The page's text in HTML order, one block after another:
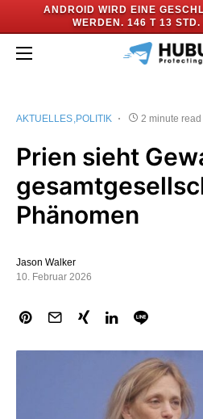
ANDROID WIRD EINE
WERDEN. 146 T 13
AKTUELLES POLITIK 2 minute read
Prien sieht
Phänomen
Jason Walker
10. Februar 2026